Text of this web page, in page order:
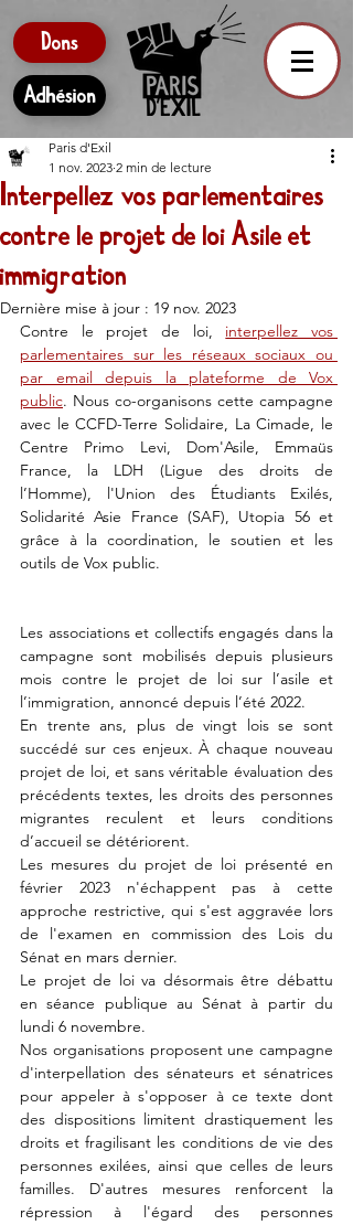
Dons
Adhésion
Interpellez vos parlementaires
contre le projet de loi Asile et
immigration
Paris d'Exil
1 nov. 2023 2 min de lecture
Dernière mise à jour : 19 nov. 2023
Contre le projet de loi, interpellez vos
parlementaires sur les réseaux sociaux ou
par email depuis la plateforme de Vox
public. Nous co-organisons cette campagne
avec le CCFD-Terre Solidaire, La Cimade, le
Centre Primo Levi, Dom'Asile, Emmaüs
France, la LDH (Ligue des droits de
l’Homme), l'Union des Étudiants Exilés,
Solidarité Asie France (SAF), Utopia 56 et
grâce à la coordination, le soutien et les
outils de Vox public.
Les associations et collectifs engagés dans la
campagne sont mobilisés depuis plusieurs
mois contre le projet de loi sur l’asile et
l’immigration, annoncé depuis l’été 2022.
En trente ans, plus de vingt lois se sont
succédé sur ces enjeux. À chaque nouveau
projet de loi, et sans véritable évaluation des
précédents textes, les droits des personnes
migrantes reculent et leurs conditions
d’accueil se détériorent.
Les mesures du projet de loi présenté en
février 2023 n'échappent pas à cette
approche restrictive, qui s'est aggravée lors
de l'examen en commission des Lois du
Sénat en mars dernier.
Le projet de loi va désormais être débattu
en séance publique au Sénat à partir du
lundi 6 novembre.
Nos organisations proposent une campagne
d'interpellation des sénateurs et sénatrices
pour appeler à s'opposer à ce texte dont
des dispositions limitent drastiquement les
droits et fragilisant les conditions de vie des
personnes exilées, ainsi que celles de leurs
familles. D'autres mesures renforcent la
répression à l'égard des personnes